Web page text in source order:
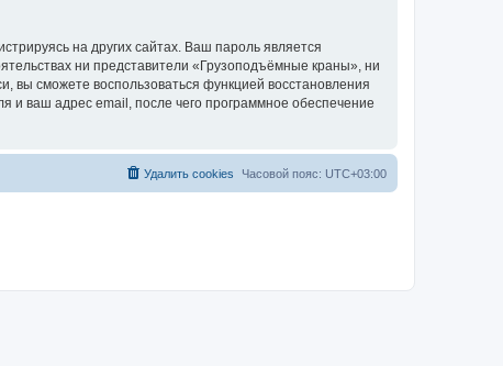
на других сайтах. Ваш пароль является
ни представители «Грузоподъёмные краны», ни
вы сможете воспользоваться функцией восстановления
ваш адрес email, после чего программное обеспечение
Часовой пояс: UTC+03:00
Удалить cookies